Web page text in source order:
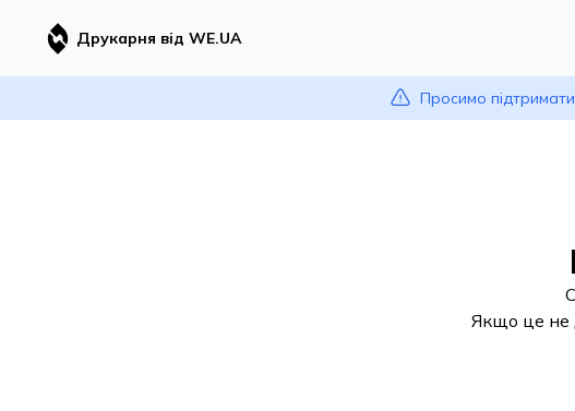
Друкарня від WE.UA
Просимо підтримати
Якщо це не